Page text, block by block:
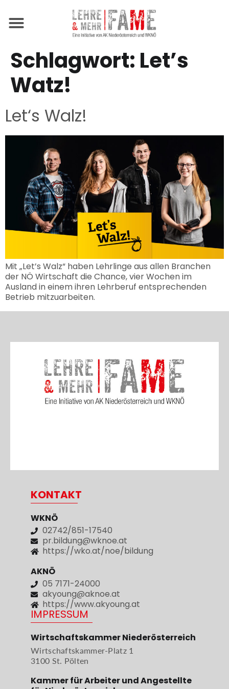
Schlagwort: Let’s
Watz!
Let‘s Walz!
Mit „Let’s Walz“ haben Lehrlinge aus allen Branchen
der NÖ Wirtschaft die Chance, vier Wochen im
Ausland in einem ihren Lehrberuf entsprechenden
Betrieb mitzuarbeiten.
KONTAKT
WKNÖ
02742/851-17540
pr.bildung@wknoe.at
https://wko.at/noe/bildung
AKNÖ
05 7171-24000
akyoung@aknoe.at
https://www.akyoung.at
IMPRESSUM
Wirtschaftskammer Niederösterreich
Wirtschaftskammer-Platz 1
3100 St. Pölten
Kammer für Arbeiter und Angestellte